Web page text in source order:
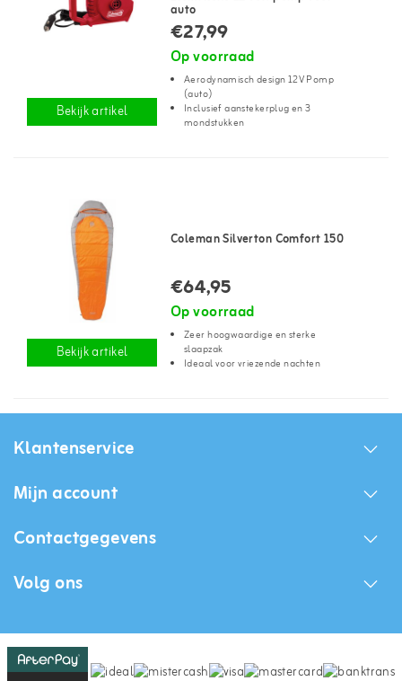
Bekijk artikel
auto
€27,99
Op voorraad
Aerodynamisch design 12V Pomp
(auto)
Inclusief aanstekerplug en 3
mondstukken
Bekijk artikel
Coleman Silverton Comfort 150
€64,95
Op voorraad
Zeer hoogwaardige en sterke
slaapzak
Ideaal voor vriezende nachten
Klantenservice
Mijn account
Contactgegevens
Volg ons